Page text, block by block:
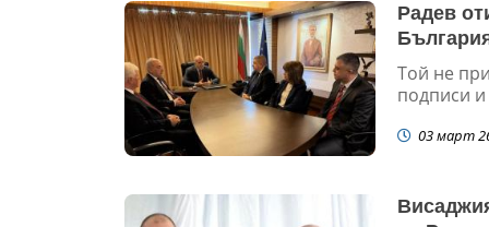
Радев
Той не
подписи
03 март